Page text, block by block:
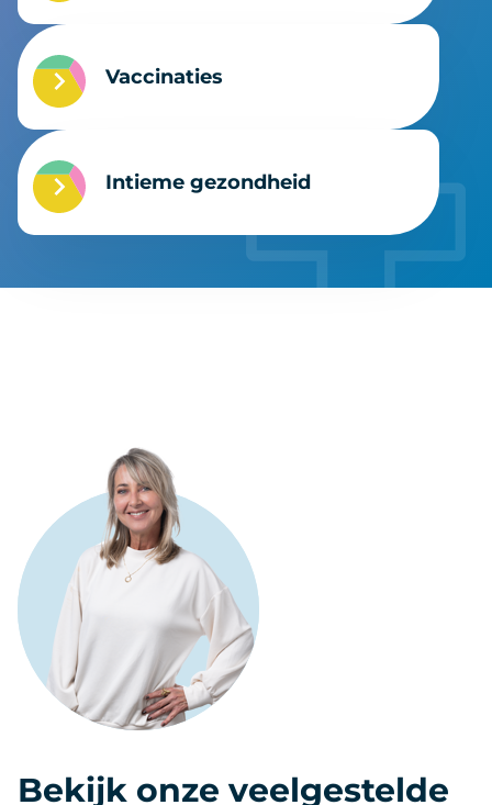
Vaccinaties
Intieme gezondheid
Bekijk onze veelgestelde